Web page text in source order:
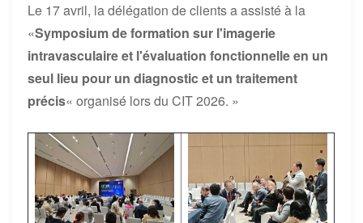
Le 17 avril, la délégation de clients a assisté à la
«Symposium de formation sur l'imagerie
intravasculaire et l'évaluation fonctionnelle en un
seul lieu pour un diagnostic et un traitement
précis« organisé lors du CIT 2026. »